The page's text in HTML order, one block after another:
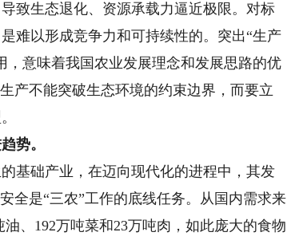
致生态退化、资源承载力逼近极限。对标
难以形成竞争力和可持续性的。突出“生产
意味着我国农业发展理念和发展思路的优
产不能突破生态环境的约束边界，而要立
势。
础产业，在迈向现代化的进程中，其发
全是“三农”工作的底线任务。从国内需求来
、192万吨菜和23万吨肉，如此庞大的食物